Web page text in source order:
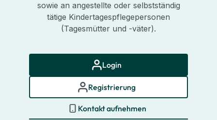
sowie an angestellte oder selbstständig
tätige Kindertagespflegepersonen
(Tagesmütter und -väter).
Login
Registrierung
Kontakt aufnehmen